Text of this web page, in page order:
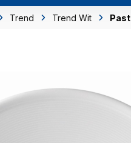
Trend Trend Wit